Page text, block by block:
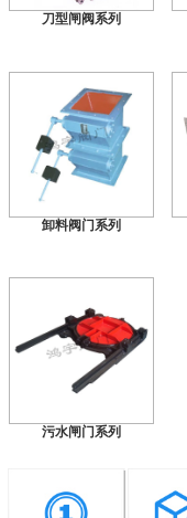
刀型闸阀系列
卸料阀门系列
污水闸门系列